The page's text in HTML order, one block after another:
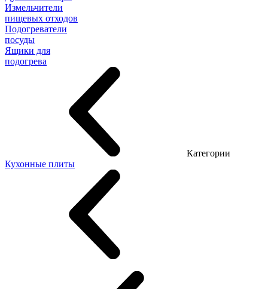
Измельчители
пищевых отходов
Подогреватели
посуды
Ящики для
подогрева
Категории
Кухонные плиты